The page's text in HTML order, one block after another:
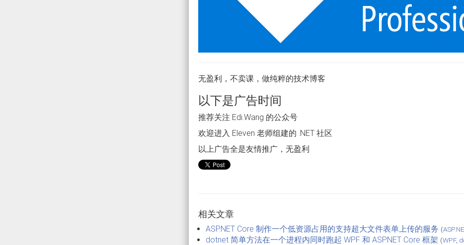
无盈利，不卖课，做纯粹的技术博客
以下是广告时间
推荐关注 Edi.Wang 的公众号
欢迎进入 Eleven 老师组建的 .NET 社区
以上广告全是友情推广，无盈利
相关文章
ASP.NET Core 制作一个低资源占用的支持超大文件表单上传的服务 (
dotnet 简单方法在一个进程内同时跑起 WPF 和 ASP.NET Core 框架 (WPF,